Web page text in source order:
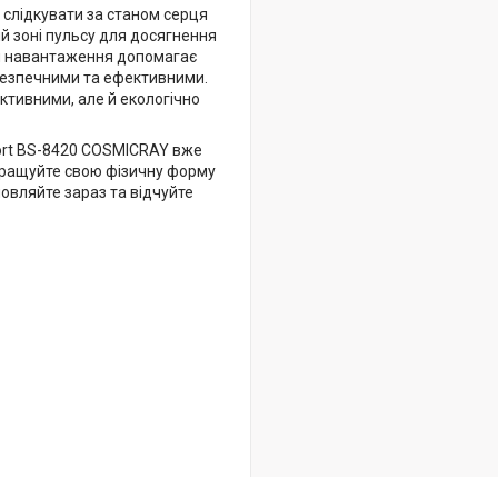
за станом серця
зоні пульсу для досягнення
навантаження допомагає
та ефективними.
але й екологічно
BS-8420 COSMICRAY вже
свою фізичну форму
зараз та відчуйте